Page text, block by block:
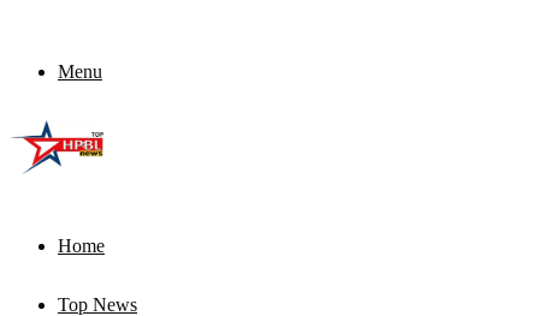
Menu
Home
Top News